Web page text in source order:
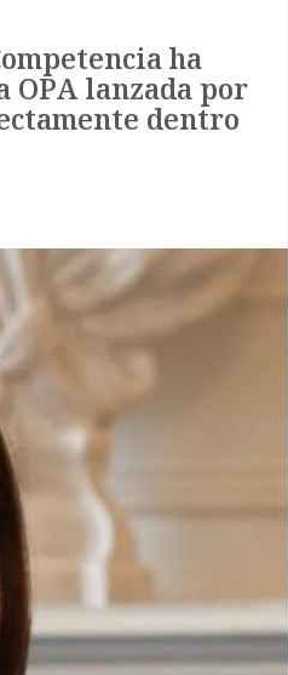
ha
OPA lanzada por
dentro